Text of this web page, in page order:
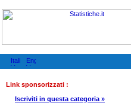
Link sponsorizzati :
Iscriviti in questa categoria »